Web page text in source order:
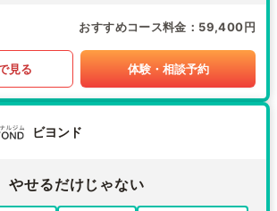
おすすめコース料金 59,400円
見る 体験・相談予約
ビヨンド
やせるだけじゃない